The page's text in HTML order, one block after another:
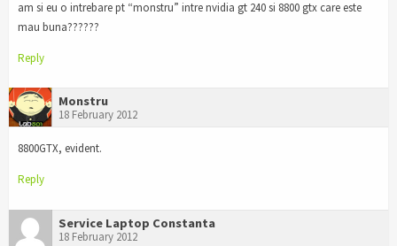
am si eu o intrebare pt “monstru” intre nvidia gt 240 si 8800 gtx care este
mau buna??????
Reply
Monstru
18 February 2012
8800GTX, evident.
Reply
Service Laptop Constanta
18 February 2012